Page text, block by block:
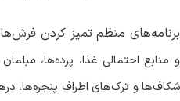
برنامه‌های منظم تمیز کردن
و منابع احتمالی غذا، پرده‌ها،
شکاف‌ها و ترک‌های اطراف پنجره‌ها،